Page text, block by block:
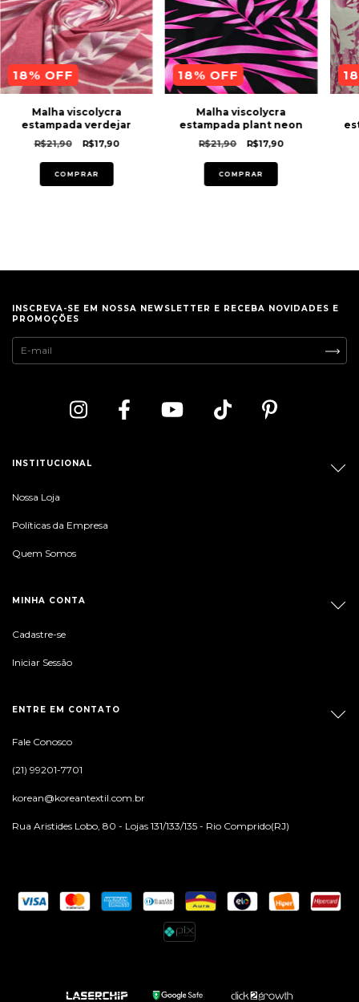
18% OFF
Malha viscolycra
estampada verdejar
R$21,90 R$17,90
COMPRAR
18% OFF
Malha viscolycra
estampada plant neon
R$21,90 R$17,90
COMPRAR
18
INSCREVA-SE EM NOSSA NEWSLETTER E RECEBA NOVIDADES E
PROMOÇÕES
INSTITUCIONAL
Nossa Loja
Políticas da Empresa
Quem Somos
MINHA CONTA
Cadastre-se
Iniciar Sessão
ENTRE EM CONTATO
Fale Conosco
(21) 99201-7701
korean@koreantextil.com.br
Rua Aristides Lobo, 80 - Lojas 131/133/135 - Rio Comprido(RJ)